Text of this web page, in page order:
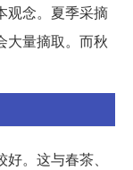
观念。夏季采摘
大量摘取。而秋
。这与春茶、